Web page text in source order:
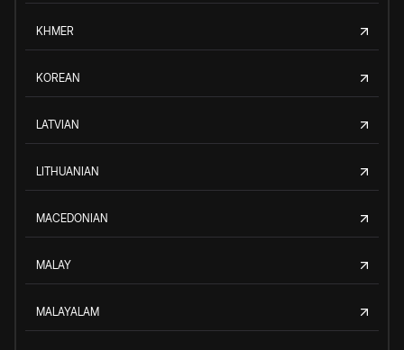
KHMER
KOREAN
LATVIAN
LITHUANIAN
MACEDONIAN
MALAY
MALAYALAM